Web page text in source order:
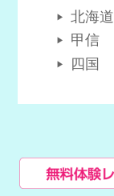
北海道
甲信
四国